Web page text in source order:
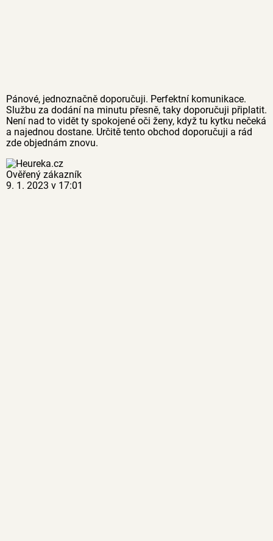
Pánové, jednoznačně doporučuji. Perfektní komunikace.
Službu za dodání na minutu přesně, taky doporučuji připlatit.
Není nad to vidět ty spokojené oči ženy, když tu kytku nečeká
a najednou dostane. Určitě tento obchod doporučuji a rád
zde objednám znovu.
Ověřený zákazník
9. 1. 2023 v 17:01